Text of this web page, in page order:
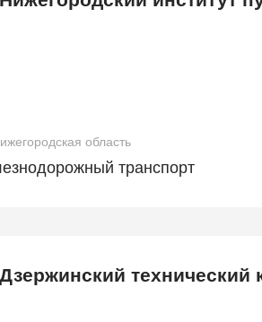
область
транспорт
Дзержинский технический